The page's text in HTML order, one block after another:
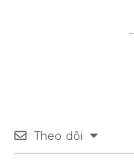
Theo dõi